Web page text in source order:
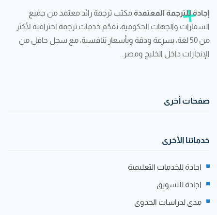
إجادة للترجمة المعتمدة مكتب ترجمة رائد معتمد من جميع
السفارات والجهات الحكومية، نقدّم خدمات ترجمة احترافية لأكثر
من 50 لغة، بسرعة ودقة وبأسعار تنافسية، مع سجل حافل من
الإنجازات داخل الخليج ومصر.
صفحات أخرى
خدماتنا الأخرى
اجادة للخدمات التعليمية
اجادة للتسويق
مدى لدراسات الجدوى